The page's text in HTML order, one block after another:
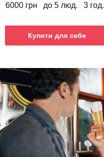
6000 грн до 5 люд. 3 год.
Купити для себе